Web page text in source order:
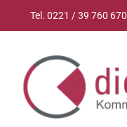
Tel. 0221 / 39 760 670